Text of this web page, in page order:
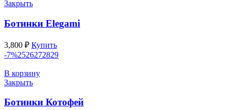
Закрыть
Ботинки Elegami
3,800 ₽ Купить
-7%2526272829
В корзину
Закрыть
Ботинки Котофей